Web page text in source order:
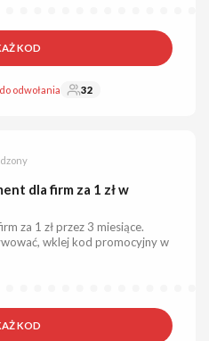
KOD
odwołania 32
dla firm za 1 zł w
za 1 zł przez 3 miesiące.
wklej kod promocyjny w
KOD